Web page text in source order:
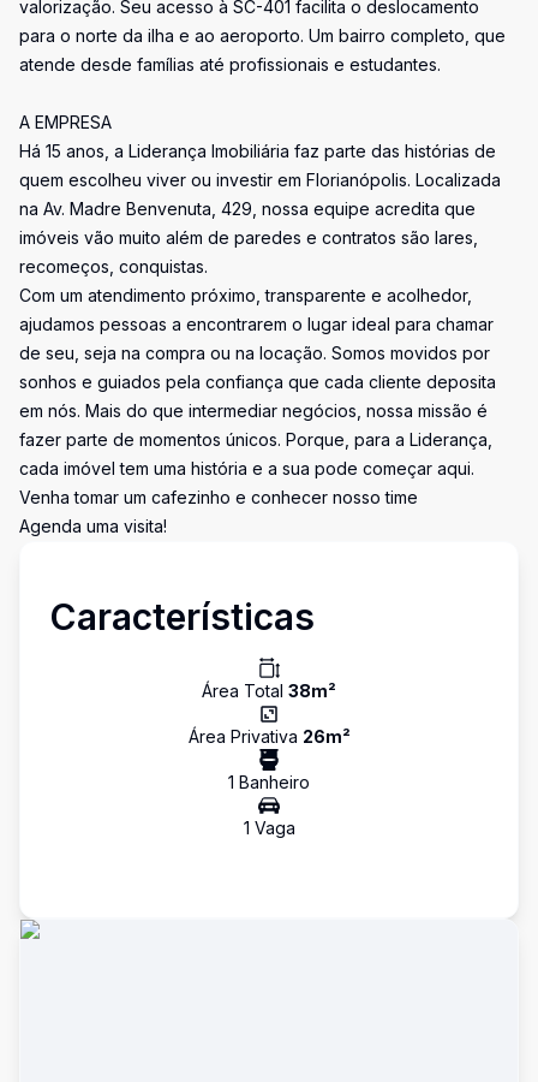
valorização. Seu acesso à SC-401 facilita o deslocamento
para o norte da ilha e ao aeroporto. Um bairro completo, que
atende desde famílias até profissionais e estudantes.
A EMPRESA
Há 15 anos, a Liderança Imobiliária faz parte das histórias de
quem escolheu viver ou investir em Florianópolis. Localizada
na Av. Madre Benvenuta, 429, nossa equipe acredita que
imóveis vão muito além de paredes e contratos são lares,
recomeços, conquistas.
Com um atendimento próximo, transparente e acolhedor,
ajudamos pessoas a encontrarem o lugar ideal para chamar
de seu, seja na compra ou na locação. Somos movidos por
sonhos e guiados pela confiança que cada cliente deposita
em nós. Mais do que intermediar negócios, nossa missão é
fazer parte de momentos únicos. Porque, para a Liderança,
cada imóvel tem uma história e a sua pode começar aqui.
Venha tomar um cafezinho e conhecer nosso time
Agenda uma visita!
Características
Área Total 38m²
Área Privativa 26m²
1 Banheiro
1 Vaga